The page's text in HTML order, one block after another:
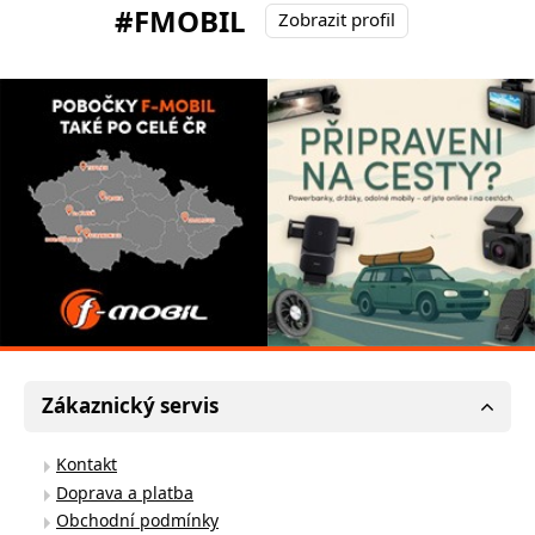
#FMOBIL
Zobrazit profil
Zákaznický servis
Kontakt
Doprava a platba
Obchodní podmínky